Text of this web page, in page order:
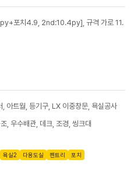
포치4.9, 2nd:10.4py], 규격 가로 11.
아트월, 등기구, LX 이중창문, 욕실공사
, 우수배관, 데크, 조경, 씽크대
욕실2 다용도실 펜트리 포치